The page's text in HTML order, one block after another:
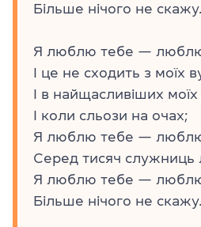
Більше нічого не скажу.
Я люблю тебе —
І це не сходить з моїх
І в найщасливіших
І коли сльози на очах;
Я люблю тебе —
Серед тисяч
Я люблю тебе —
Більше нічого не скажу.